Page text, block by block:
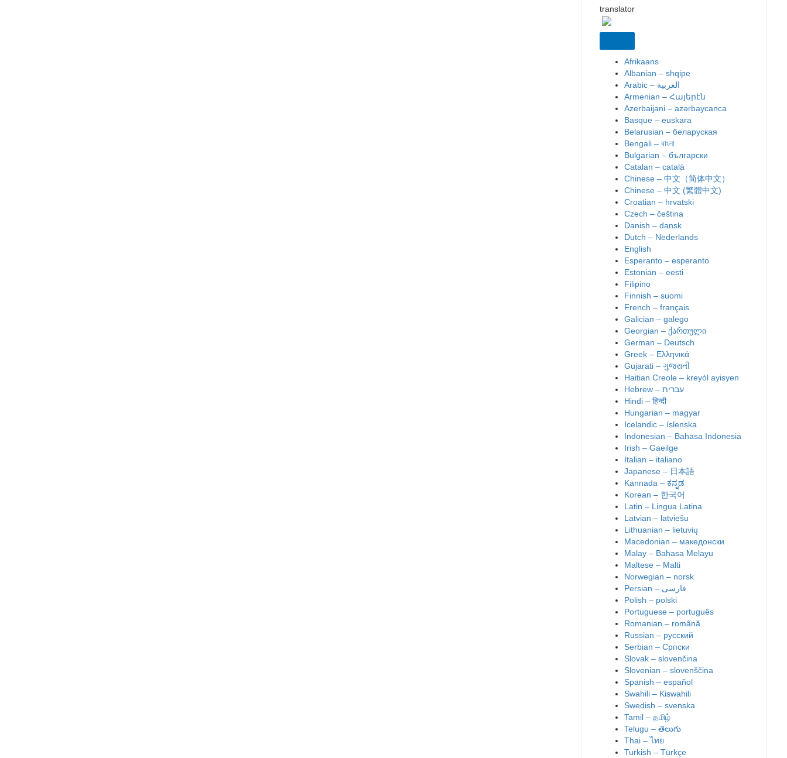
translator
Afrikaans
Albanian – shqipe
Armenian – Հայերէն
Azerbaijani – azərbaycanca
Basque – euskara
Belarusian – беларуская
Bengali – বাংলা
Bulgarian – български
Catalan – català
Chinese – 中文（简体中文）
Chinese – 中文 (繁體中文)
Croatian – hrvatski
Czech – čeština
Danish – dansk
Dutch – Nederlands
English
Esperanto – esperanto
Estonian – eesti
Filipino
Finnish – suomi
French – français
Galician – galego
Georgian – ქართული
German – Deutsch
Greek – Ελληνικά
Gujarati – ગુજરાતી
Haitian Creole – kreyòl ayisyen
Hindi – हिन्दी
Hungarian – magyar
Icelandic – íslenska
Indonesian – Bahasa Indonesia
Irish – Gaeilge
Italian – italiano
Japanese – 日本語
Kannada – ಕನ್ನಡ
Korean – 한국어
Latin – Lingua Latina
Latvian – latviešu
Lithuanian – lietuvių
Macedonian – македонски
Malay – Bahasa Melayu
Maltese – Malti
Norwegian – norsk
Polish – polski
Portuguese – português
Romanian – română
Russian – русский
Serbian – Српски
Slovak – slovenčina
Slovenian – slovenščina
Spanish – español
Swahili – Kiswahili
Swedish – svenska
Tamil – தமிழ்
Telugu – తెలుగు
Thai – ไทย
Turkish – Türkçe